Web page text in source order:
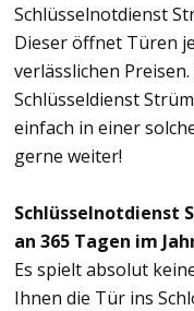
Schlüsselnotdienst
Dieser öffnet Türen
verlässlichen
Schlüsseldienst
einfach in einer
gerne weiter!
Schlüsselnotdienst
an 365 Tagen im
Es spielt absolut
Ihnen die Tür ins